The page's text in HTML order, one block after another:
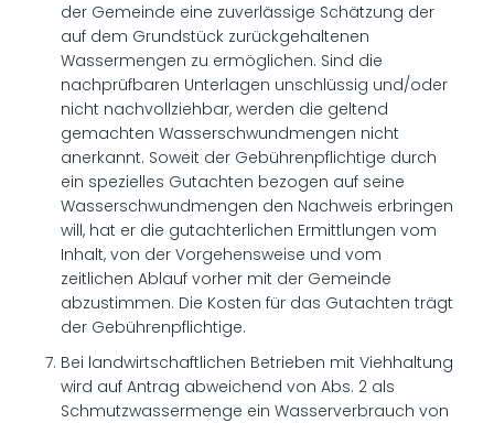
der Gemeinde eine zuverlässige Schätzung der
auf dem Grundstück zurückgehaltenen
Wassermengen zu ermöglichen. Sind die
nachprüfbaren Unterlagen unschlüssig und/oder
nicht nachvollziehbar, werden die geltend
gemachten Wasserschwundmengen nicht
anerkannt. Soweit der Gebührenpflichtige durch
ein spezielles Gutachten bezogen auf seine
Wasserschwundmengen den Nachweis erbringen
will, hat er die gutachterlichen Ermittlungen vom
Inhalt, von der Vorgehensweise und vom
zeitlichen Ablauf vorher mit der Gemeinde
abzustimmen. Die Kosten für das Gutachten trägt
der Gebührenpflichtige.
Bei landwirtschaftlichen Betrieben mit Viehhaltung
wird auf Antrag abweichend von Abs. 2 als
Schmutzwassermenge ein Wasserverbrauch von